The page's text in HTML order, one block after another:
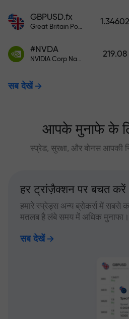
GBPUSD.fx
Great Britain Pound vs US Dollar
1.34602
#NVDA
NVIDIA Corp Nasdaq Stock Exchange (Nasdaq) USD
219.08
सब देखें
आपके मुनाफे के
स्प्रेड, सुरक्षा, और बोनस आपकी
हर ट्रांज़ैक्शन पर बचत करें
हमारे स्प्रेड्स अन्य ब्रोकर्स में सबसे
मतलब है लंबे समय में अधिक मुनाफा।
सब देखें